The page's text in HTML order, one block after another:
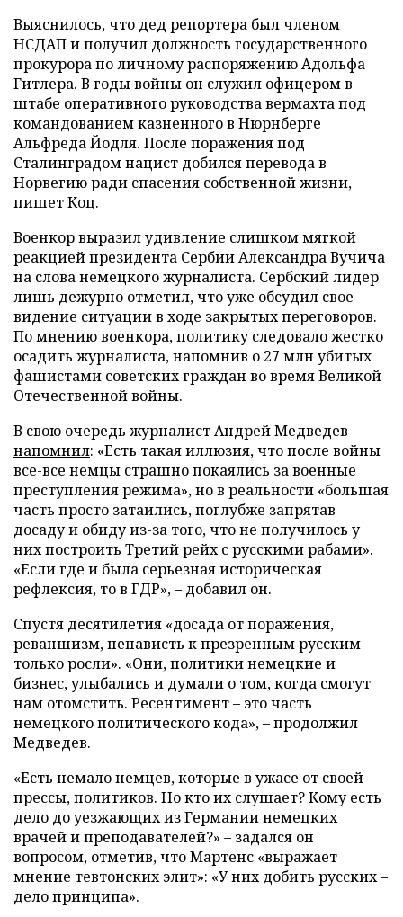
Выяснилось, что дед репортера был членом
НСДАП и получил должность государственного
прокурора по личному распоряжению Адольфа
Гитлера. В годы войны он служил офицером в
штабе оперативного руководства вермахта под
командованием казненного в Нюрнберге
Альфреда Йодля. После поражения под
Сталинградом нацист добился перевода в
Норвегию ради спасения собственной жизни,
пишет Коц.
Военкор выразил удивление слишком мягкой
реакцией президента Сербии Александра Вучича
на слова немецкого журналиста. Сербский лидер
лишь дежурно отметил, что уже обсудил свое
видение ситуации в ходе закрытых переговоров.
По мнению военкора, политику следовало жестко
осадить журналиста, напомнив о 27 млн убитых
фашистами советских граждан во время Великой
Отечественной войны.
В свою очередь журналист Андрей Медведев
напомнил: «Есть такая иллюзия, что после войны
все-все немцы страшно покаялись за военные
преступления режима», но в реальности «большая
часть просто затаились, поглубже запрятав
досаду и обиду из-за того, что не получилось у
них построить Третий рейх с русскими рабами».
«Если где и была серьезная историческая
рефлексия, то в ГДР», – добавил он.
Спустя десятилетия «досада от поражения,
реваншизм, ненависть к презренным русским
только росли». «Они, политики немецкие и
бизнес, улыбались и думали о том, когда смогут
нам отомстить. Ресентимент – это часть
немецкого политического кода», – продолжил
Медведев.
«Есть немало немцев, которые в ужасе от своей
прессы, политиков. Но кто их слушает? Кому есть
дело до уезжающих из Германии немецких
врачей и преподавателей?» – задался он
вопросом, отметив, что Мартенс «выражает
мнение тевтонских элит»: «У них добить русских –
дело принципа».